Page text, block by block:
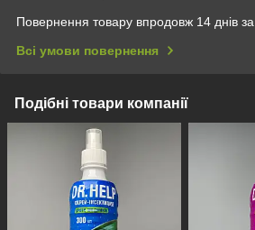
Повернення товару впродовж 14 днів
Всі умови повернення
Подібні товари компанії